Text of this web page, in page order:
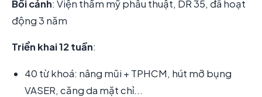
Bối cảnh: Viện thẩm mỹ phẫu thuật, DR 35, đã hoạt
động 3 năm
Triển khai 12 tuần:
40 từ khoá: nâng mũi + TPHCM, hút mỡ bụng
VASER, căng da mặt chỉ...